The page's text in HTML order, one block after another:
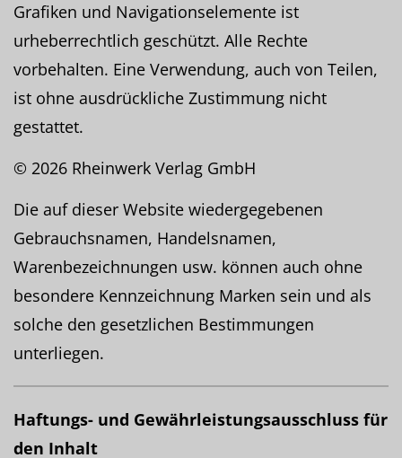
Grafiken und Navigationselemente ist
urheberrechtlich geschützt. Alle Rechte
vorbehalten. Eine Verwendung, auch von Teilen,
ist ohne ausdrückliche Zustimmung nicht
gestattet.
© 2026 Rheinwerk Verlag GmbH
Die auf dieser Website wiedergegebenen
Gebrauchsnamen, Handelsnamen,
Warenbezeichnungen usw. können auch ohne
besondere Kennzeichnung Marken sein und als
solche den gesetzlichen Bestimmungen
unterliegen.
Haftungs- und Gewährleistungsausschluss für
den Inhalt